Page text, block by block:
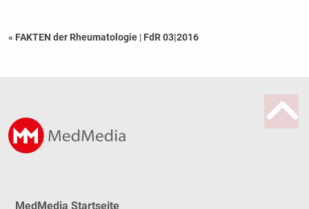
« FAKTEN der Rheumatologie | FdR 03|2016
MedMedia Startseite